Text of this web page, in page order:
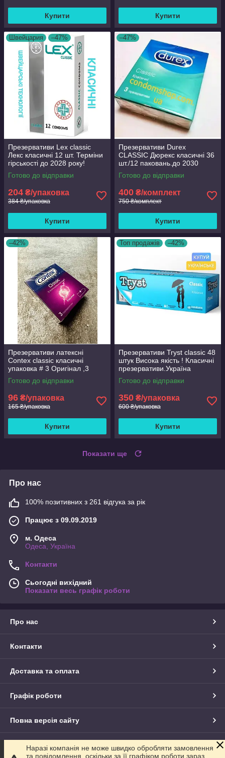
Купити Купити
Швейцария –47%
Презервативи Lex classic
Лекс класичні 12 шт. Терміни
гірськості до 2028 року!
Сімейне паковання!
Готово до відправки
204 ₴/упаковка
384 ₴/упаковка
Купити
–47%
Презервативи Durex
CLASSIC Дюрекс класичні 36
шт./12 паковань.до 2030
Готово до відправки
400 ₴/комплект
750 ₴/комплект
Купити
–42%
Презервативи латексні
Contex classic класичні
упаковка # 3 Оригінал ,3
штуки
Готово до відправки
96 ₴/упаковка
165 ₴/упаковка
Купити
Топ продажів –42%
Презервативи Tryst classic 48
штук Висока якість ! Класичні
презервативи.Україна
Готово до відправки
350 ₴/упаковка
600 ₴/упаковка
Купити
Показати ще
Про нас
100% позитивних з 261 відгука за рік
Працює з 09.09.2019
м. Одеса
Одеса, Україна
Контакти
Сьогодні вихідний
Показати весь графік роботи
Про нас
Контакти
Доставка та оплата
Графік роботи
Повна версія сайту
Сайт створено на маркетплейсі Prom.ua
Наразі компанія не може швидко обробляти замовлення
та повідомлення ,оскільки за її графіком роботи зараз